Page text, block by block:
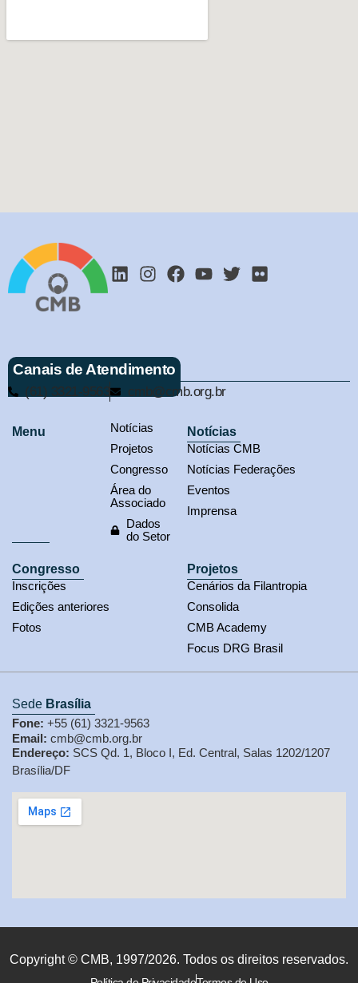
Canais de Atendimento
(61) 3321-9563 cmb@cmb.org.br
Menu
Notícias
Projetos
Congresso
Área do
Associado
Dados
do Setor
Notícias
Notícias CMB
Notícias Federações
Eventos
Imprensa
Congresso
Inscrições
Edições anteriores
Fotos
Projetos
Cenários da Filantropia
Consolida
CMB Academy
Focus DRG Brasil
Sede Brasília
Fone: +55 (61) 3321-9563
Email: cmb@cmb.org.br
Endereço: SCS Qd. 1, Bloco I, Ed. Central, Salas 1202/1207
Brasília/DF
Copyright © CMB, 1997/2026. Todos os direitos reservados.